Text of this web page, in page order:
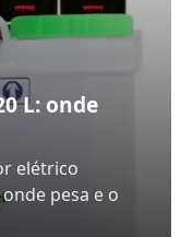
L: onde
elétrico
pesa e o